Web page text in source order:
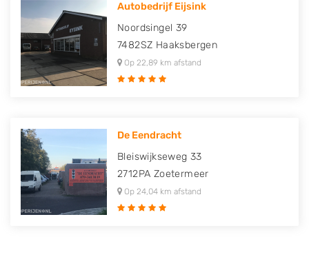
Autobedrijf Eijsink
Noordsingel 39
7482SZ Haaksbergen
Op 22,89 km afstand
De Eendracht
Bleiswijkseweg 33
2712PA Zoetermeer
Op 24,04 km afstand